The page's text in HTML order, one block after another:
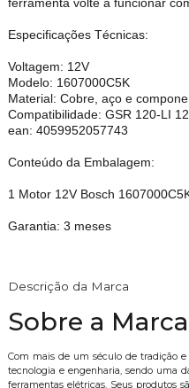
Especificações Técnicas:
Voltagem: 12V
Modelo: 1607000C5K
Material: Cobre, aço e
Compatibilidade: GSR 120-LI
ean: 4059952057743
Conteúdo da Embalagem:
1 Motor 12V Bosch
Garantia: 3 meses
Descrição da Marca
Sobre a
Com mais de um século de tradição e
tecnologia e engenharia, sendo uma
ferramentas elétricas. Seus produtos